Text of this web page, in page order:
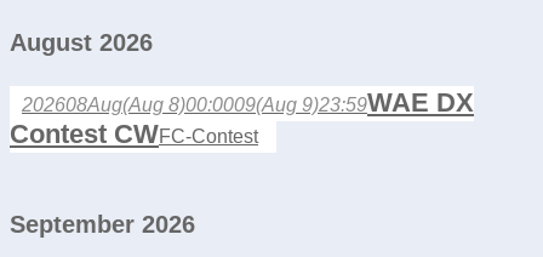
August 2026
202608Aug(Aug 8)00:0009(Aug 9)23:59WAE DX
Contest CWFC-Contest
September 2026